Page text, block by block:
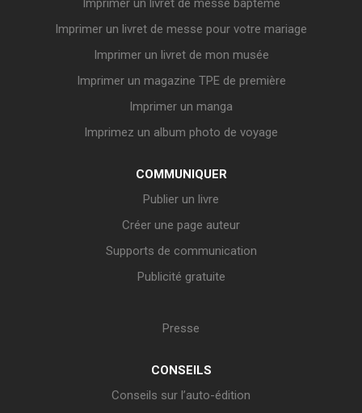
Imprimer un livret de messe baptême
Imprimer un livret de messe pour votre mariage
Imprimer un livret de mon musée
Imprimer un magazine TPE de première
Imprimer un manga
Imprimez un album photo de voyage
COMMUNIQUER
Publier un livre
Créer une page auteur
Supports de communication
Publicité gratuite
Presse
CONSEILS
Conseils sur l’auto-édition